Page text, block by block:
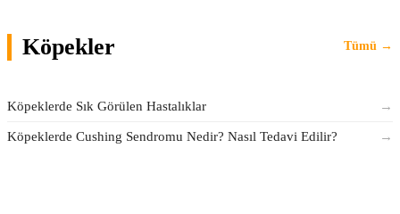
Köpekler Tümü →
Köpeklerde Sık Görülen Hastalıklar →
Köpeklerde Cushing Sendromu Nedir? Nasıl Tedavi Edilir? →